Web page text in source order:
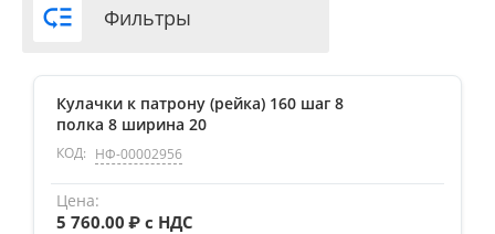
 Фильтры
Кулачки к патрону (рейка) 160 шаг 8
полка 8 ширина 20
КОД: НФ-00002956
5 760.00 ₽ с НДС